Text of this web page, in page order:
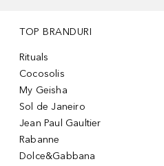
TOP BRANDURI
Rituals
Cocosolis
My Geisha
Sol de Janeiro
Jean Paul Gaultier
Rabanne
Dolce&Gabbana